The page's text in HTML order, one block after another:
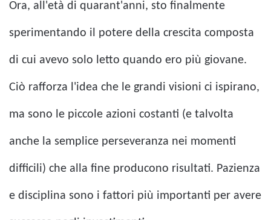
Ora, all'età di quarant'anni, sto finalmente
sperimentando il potere della crescita composta
di cui avevo solo letto quando ero più giovane.
Ciò rafforza l'idea che le grandi visioni ci ispirano,
ma sono le piccole azioni costanti (e talvolta
anche la semplice perseveranza nei momenti
difficili) che alla fine producono risultati. Pazienza
e disciplina sono i fattori più importanti per avere